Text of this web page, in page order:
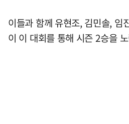
이들과 함께 유현조, 김민솔, 임
이 이 대회를 통해 시즌 2승을